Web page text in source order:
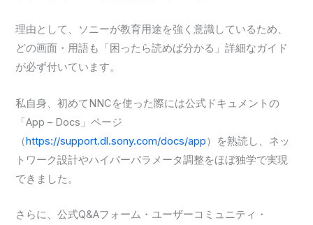
理由として、ソニーが教育用途を強く意識しているため、
どの画面・用語も「困ったら読めば分かる」詳細なガイド
が必ず付いています。
私自身、初めてNNCを使った際には公式ドキュメントの
「App – Docs」ページ
（https://support.dl.sony.com/docs/app）を熟読し、ネッ
トワーク設計やハイパーパラメータ調整をほぼ独学で実現
できました。
さらに、公式Q&Aフォーム・ユーザーコミュニティ・